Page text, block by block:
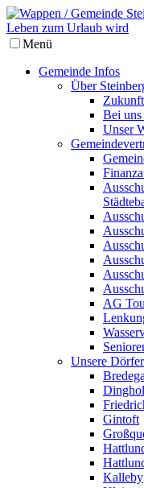
Menü
Gemeinde Infos
Über
Bei uns
Unser
AG
Unsere Dörfer
Gintoft
Kalleby